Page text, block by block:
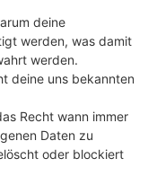
deine
werden, was damit
werden.
deine uns bekannten
Recht wann immer
Daten zu
oder blockiert